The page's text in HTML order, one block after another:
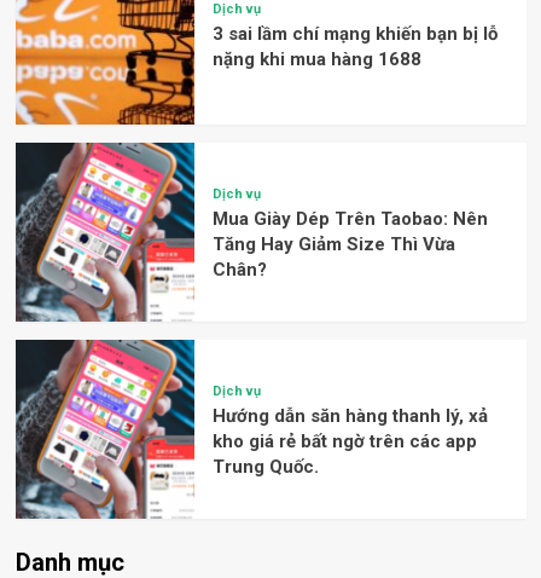
Dịch vụ
3 sai lầm chí mạng khiến bạn bị lỗ
nặng khi mua hàng 1688
Dịch vụ
Mua Giày Dép Trên Taobao: Nên
Tăng Hay Giảm Size Thì Vừa
Chân?
Dịch vụ
Hướng dẫn săn hàng thanh lý, xả
kho giá rẻ bất ngờ trên các app
Trung Quốc.
Danh mục